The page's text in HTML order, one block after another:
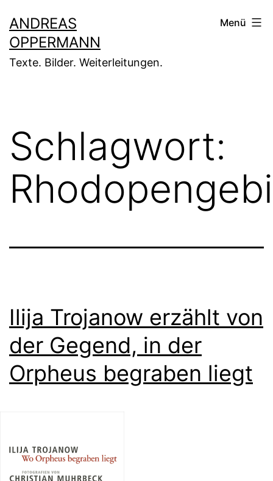
Inhalt
springen
ANDREAS
OPPERMANN
Texte. Bilder. Weiterleitungen.
Menü
Schlagwort:
Ilija Trojanow erzählt von
der Gegend, in der
Orpheus begraben liegt